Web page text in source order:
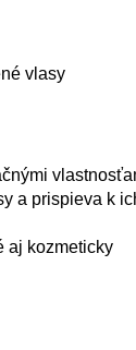
vlasy
a prispieva k
aj kozmeticky